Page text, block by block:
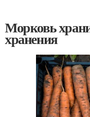
Морковь
хранения